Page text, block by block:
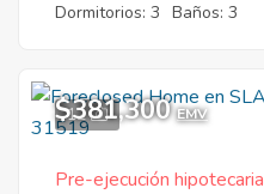
Dormitorios: 3 Baños: 3
12
$381,300 EMV
Pre-ejecución hipotecaria